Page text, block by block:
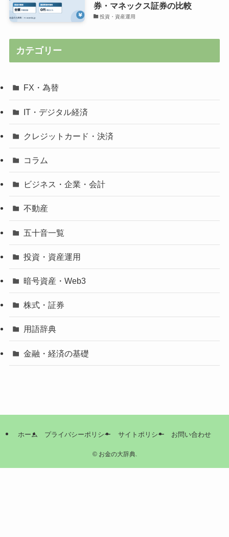
券・マネックス証券の比較
投資・資産運用
カテゴリー
FX・為替
IT・デジタル経済
クレジットカード・決済
コラム
ビジネス・企業・会計
不動産
五十音一覧
投資・資産運用
暗号資産・Web3
株式・証券
用語辞典
金融・経済の基礎
ホーム プライバシーポリシー サイトポリシー お問い合わせ
©お金の大辞典.